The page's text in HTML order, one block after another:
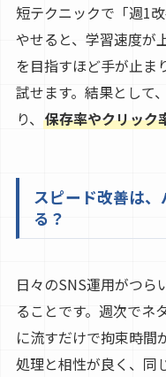
短テクニックで「週1
やせると、学習速度が
を目指すほど手が止ま
試せます。結果として
り、 保存率やクリック
スピード改善は
る？
日々のSNS運用がつら
ることです。週次でネ
に流すだけで拘束時間
処理と相性が良く、同